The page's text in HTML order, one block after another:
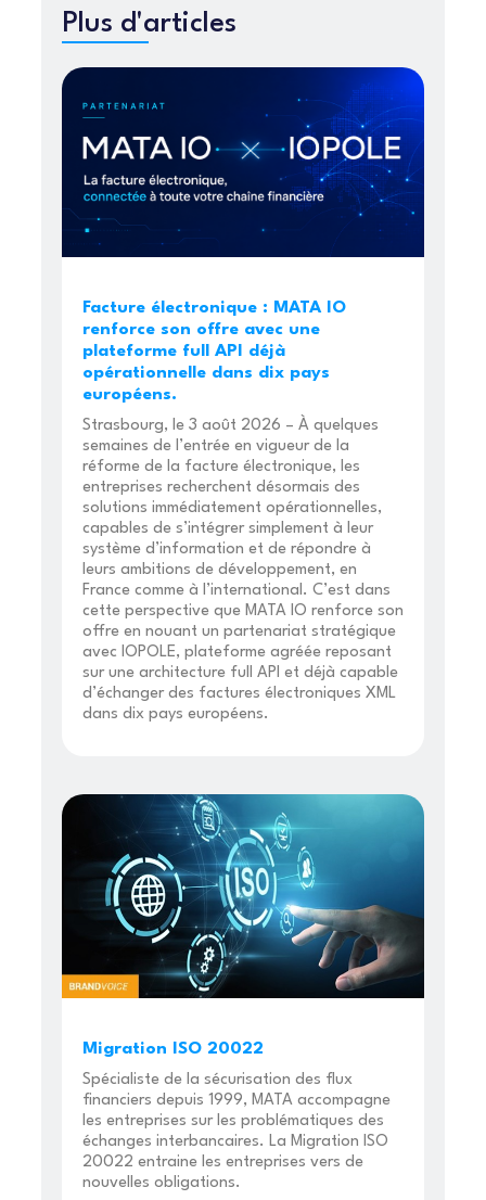
Plus d'articles
Facture électronique : MATA IO
renforce son offre avec une
plateforme full API déjà
opérationnelle dans dix pays
européens.
Strasbourg, le 3 août 2026 – À quelques
semaines de l’entrée en vigueur de la
réforme de la facture électronique, les
entreprises recherchent désormais des
solutions immédiatement opérationnelles,
capables de s’intégrer simplement à leur
système d’information et de répondre à
leurs ambitions de développement, en
France comme à l’international. C’est dans
cette perspective que MATA IO renforce son
offre en nouant un partenariat stratégique
avec IOPOLE, plateforme agréée reposant
sur une architecture full API et déjà capable
d’échanger des factures électroniques XML
dans dix pays européens.
Migration ISO 20022
Spécialiste de la sécurisation des flux
financiers depuis 1999, MATA accompagne
les entreprises sur les problématiques des
échanges interbancaires. La Migration ISO
20022 entraine les entreprises vers de
nouvelles obligations.